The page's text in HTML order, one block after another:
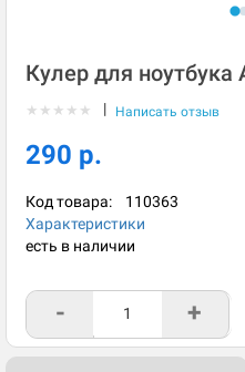
Кулер для ноутбука
★ ★ ★ ★ ★ | Написать отзыв
290 р.
Код товара: 110363
Характеристики
есть в наличии
- +